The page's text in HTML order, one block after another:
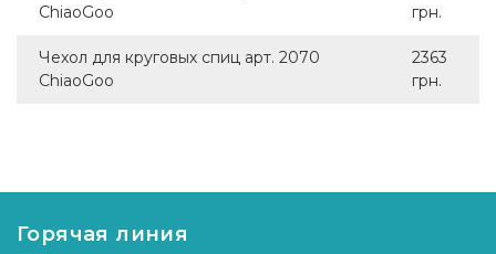
ChiaoGoo
грн.
Чехол для круговых спиц арт. 2070
ChiaoGoo
2363
грн.
Горячая линия